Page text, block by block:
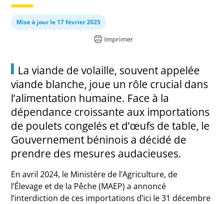
Mise à jour le 17 février 2025
Imprimer
La viande de volaille, souvent appelée
viande blanche, joue un rôle crucial dans
l’alimentation humaine. Face à la
dépendance croissante aux importations
de poulets congelés et d’œufs de table, le
Gouvernement béninois a décidé de
prendre des mesures audacieuses.
En avril 2024, le Ministère de l’Agriculture, de
l’Élevage et de la Pêche (MAEP) a annoncé
l’interdiction de ces importations d’ici le 31 décembre